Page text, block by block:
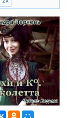
39:01
33:16